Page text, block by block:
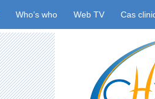
Who’s who Web TV Cas